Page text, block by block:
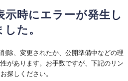
時にエラーが発生し
した。
除、変更されたか、公開準備中などの理
があります。お手数ですが、下記のリン
探しください。